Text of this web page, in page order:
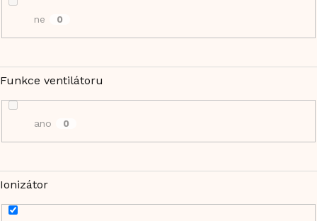
ne 0
Funkce ventilátoru
ano 0
Ionizátor